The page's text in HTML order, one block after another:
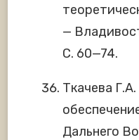
—
С. 60—74.
Ткачева
Дальнего